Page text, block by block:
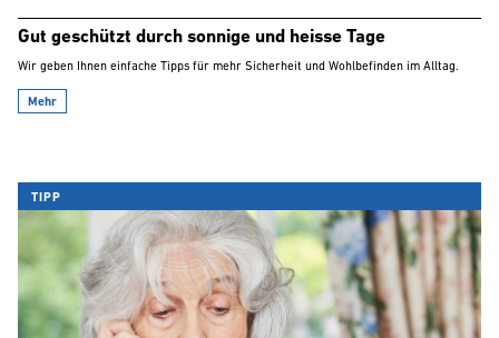
Gut geschützt durch sonnige und heisse Tage
Wir geben Ihnen einfache Tipps für mehr Sicherheit und Wohlbefinden im Alltag.
Mehr
TIPP